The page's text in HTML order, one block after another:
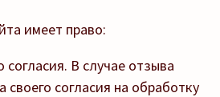
имеет право:
согласия. В случае отзыва
своего согласия на обработку